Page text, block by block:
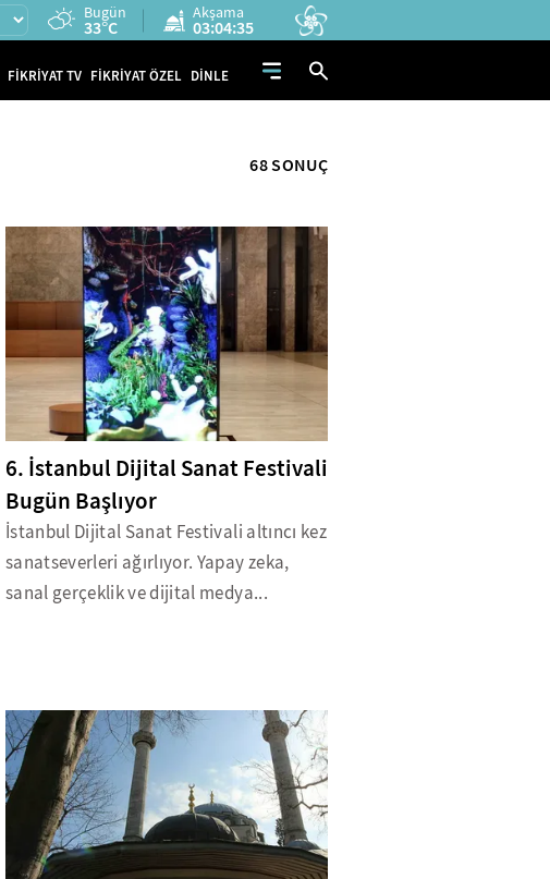
Bugün
33°C
Akşama
03:04:34
FİKRİYAT TV FİKRİYAT ÖZEL DİNLE
68 SONUÇ
6. İstanbul Dijital Sanat Festivali
Bugün Başlıyor
İstanbul Dijital Sanat Festivali altıncı kez
sanatseverleri ağırlıyor. Yapay zeka,
sanal gerçeklik ve dijital medya...